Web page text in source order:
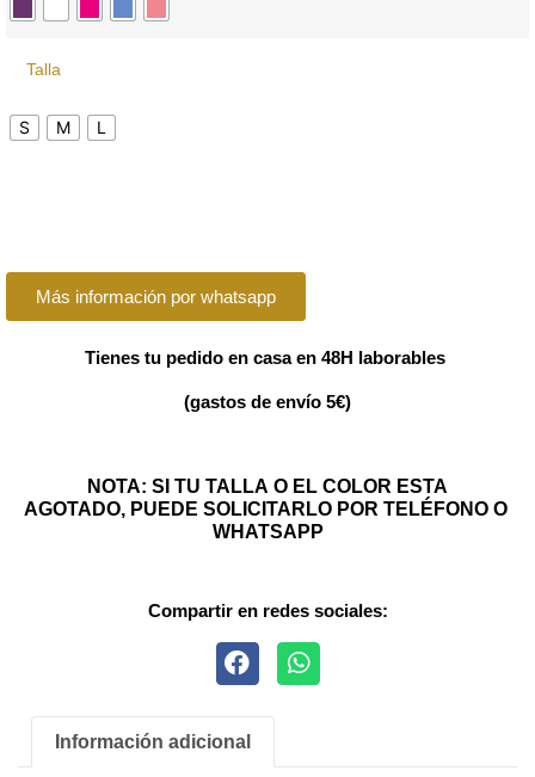
Talla
S M L
Más información por whatsapp
Tienes tu pedido en casa en 48H laborables
(gastos de envío 5€)
NOTA: SI TU TALLA O EL COLOR ESTA
AGOTADO, PUEDE SOLICITARLO POR TELÉFONO O
WHATSAPP
Compartir en redes sociales:
Información adicional